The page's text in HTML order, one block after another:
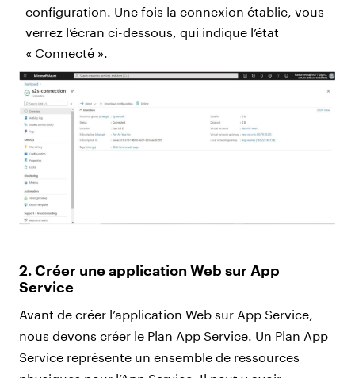
configuration. Une fois la connexion établie, vous
verrez l’écran ci-dessous, qui indique l’état
« Connecté ».
2. Créer une application Web sur App
Service
Avant de créer l’application Web sur App Service,
nous devons créer le Plan App Service. Un Plan App
Service représente un ensemble de ressources